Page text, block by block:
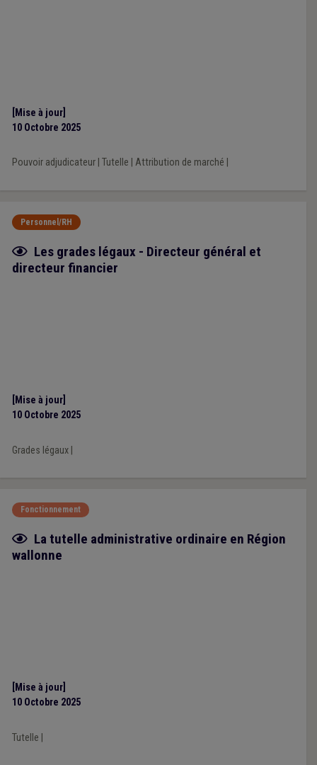
[Mise à jour]
10 Octobre 2025
Pouvoir adjudicateur| Tutelle Attribution de marché
Personnel/RH
Fiche focus
Les grades légaux - Directeur général et
directeur financier
[Mise à jour]
10 Octobre 2025
Grades légaux|
Fonctionnement
Fiche focus
La tutelle administrative ordinaire en Région
wallonne
[Mise à jour]
10 Octobre 2025
Tutelle